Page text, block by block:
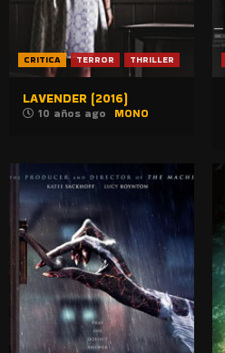
CRITICA TERROR THRILLER
LAVENDER (2016)
10 años ago MONO